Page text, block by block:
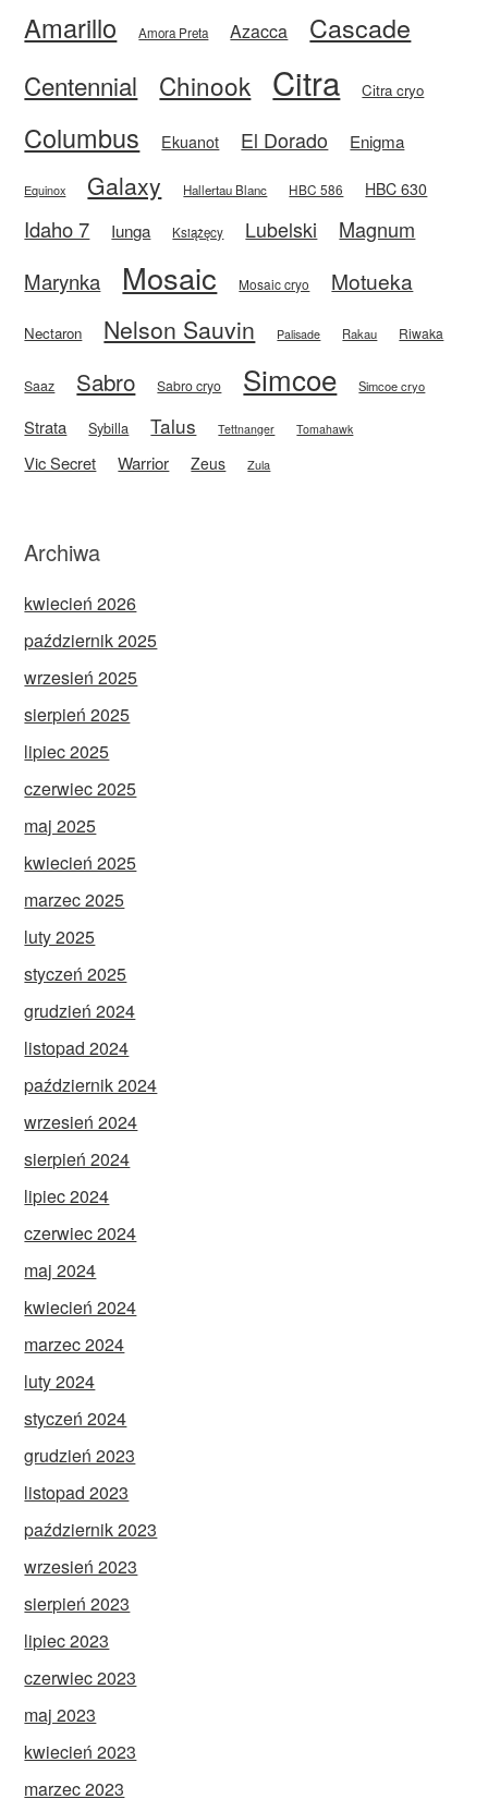
Amarillo Amora Preta Azacca Cascade
Centennial Chinook Citra Citra cryo
Columbus Ekuanot El Dorado Enigma
Equinox Galaxy Hallertau Blanc HBC 586 HBC 630
Idaho 7 Iunga Książęcy Lubelski
Magnum
Marynka
Mosaic Mosaic cryo Motueka
Nectaron Nelson Sauvin Palisade Rakau Riwaka
Saaz Sabro Sabro cryo Simcoe Simcoe cryo
Strata Sybilla Talus Tettnanger Tomahawk
Vic Secret Warrior Zeus Zula
Archiwa
kwiecień 2026
październik 2025
wrzesień 2025
sierpień 2025
lipiec 2025
czerwiec 2025
maj 2025
kwiecień 2025
marzec 2025
luty 2025
styczeń 2025
grudzień 2024
listopad 2024
październik 2024
wrzesień 2024
sierpień 2024
lipiec 2024
czerwiec 2024
maj 2024
kwiecień 2024
marzec 2024
luty 2024
styczeń 2024
grudzień 2023
listopad 2023
październik 2023
wrzesień 2023
sierpień 2023
lipiec 2023
czerwiec 2023
maj 2023
kwiecień 2023
marzec 2023